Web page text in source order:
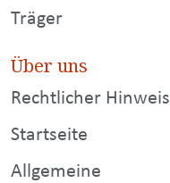
Träger
Über uns
Rechtlicher Hinweis
Startseite
Allgemeine